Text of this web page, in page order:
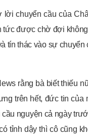
chuyển cầu của
tức được chờ đợi
tín thác vào sự chuyển
rằng bà biết thiếu
trên hết, đức tin
nguyện cả ngày
tỉnh dậy thì cô cũng